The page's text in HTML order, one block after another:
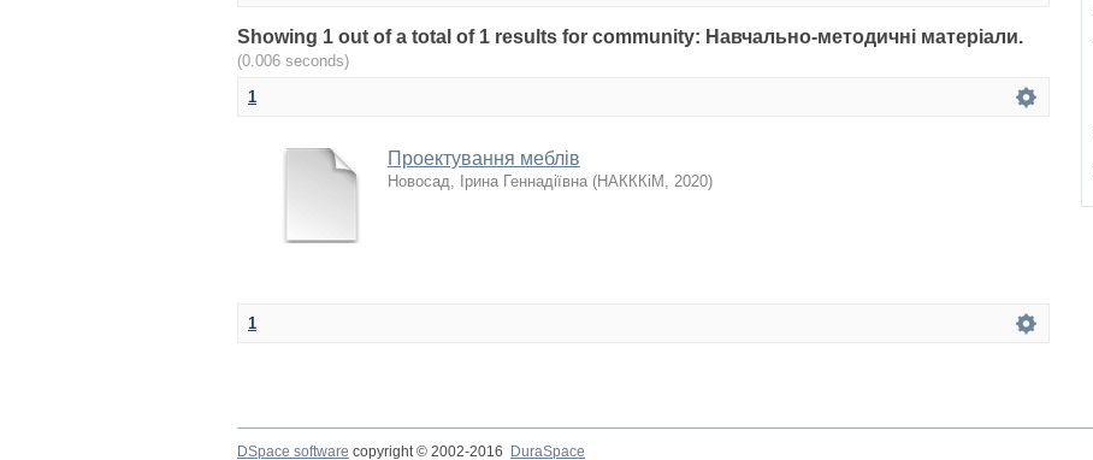
Showing 1 out of a total of 1 results for community: Навчально-методичні матеріали.
(0.006 seconds)
1
Проектування меблів
Новосад, Ірина Геннадіївна (НАКККіМ , 2020)
1
DSpace software copyright © 2002-2016 DuraSpace